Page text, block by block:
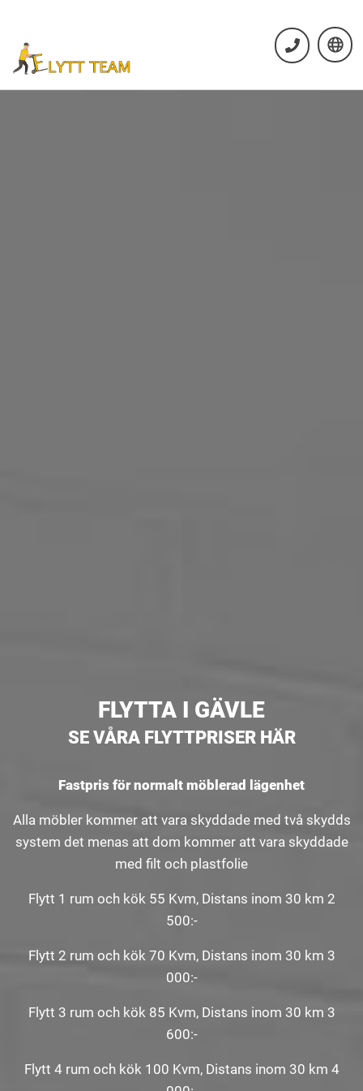
FLYTTA I GÄVLE
SE VÅRA FLYTTPRISER HÄR
Fastpris för normalt möblerad lägenhet
Alla möbler kommer att vara skyddade med två skydds
system det menas att dom kommer att vara skyddade
med filt och plastfolie
Flytt 1 rum och kök 55 Kvm, Distans inom 30 km 2
500:-
Flytt 2 rum och kök 70 Kvm, Distans inom 30 km 3
000:-
Flytt 3 rum och kök 85 Kvm, Distans inom 30 km 3
600:-
Flytt 4 rum och kök 100 Kvm, Distans inom 30 km 4